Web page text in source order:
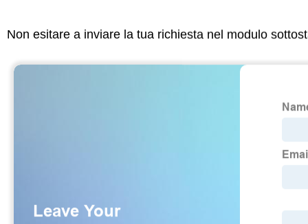
Non esitare a inviare la tua richiesta nel modulo